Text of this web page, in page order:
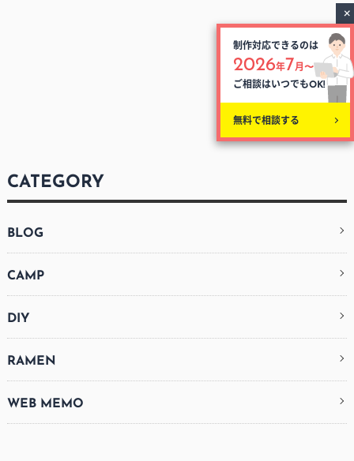
CATEGORY
BLOG
CAMP
DIY
RAMEN
WEB MEMO
制作対応できるのは
2026年7月〜
ご相談はいつでもOK!
無料で相談する